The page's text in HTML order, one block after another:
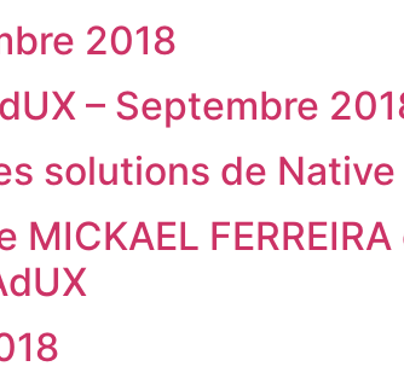
2018
– Septembre
solutions de
MICKAEL